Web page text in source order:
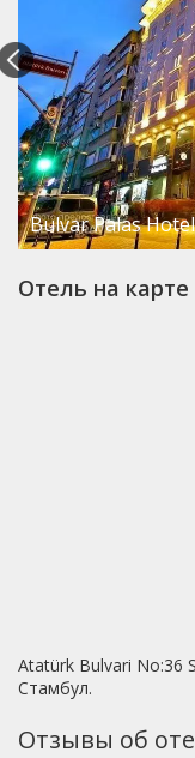
Bulvar Palas Hotel
Отель на карте
Atatürk Bulvari No:36
Стамбул.
Отзывы об